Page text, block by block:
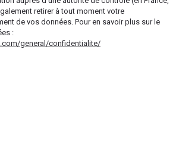
retirer à tout moment votre
de vos données. Pour en savoir plus sur le
:
general/confidentialite/